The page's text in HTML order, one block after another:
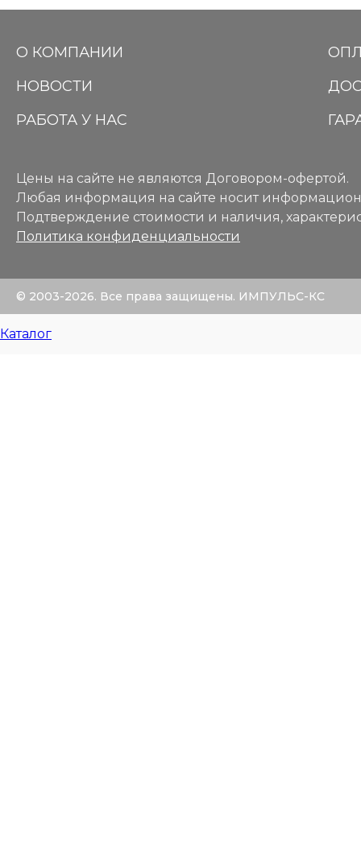
О КОМПАНИИ
НОВОСТИ
РАБОТА У НАС
Цены на сайте не являются Договором-офертой.
Любая информация на сайте носит
Подтверждение стоимости и наличия,
Политика конфиденциальности
© 2003-2026. Все права защищены. ИМПУЛЬС-КС
Каталог